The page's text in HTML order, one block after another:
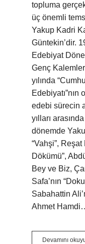
topluma
üç önemli
Yakup Kadri
Güntekin’dir.
Edebiyat
Genç
yılında
Edebiyatı”nın
edebi sürecin
yılları
dönemde
“Vahşi”,
Dökümü”,
Bey ve Biz,
Safa’nın
Sabahattin
Ahmet
Devamını